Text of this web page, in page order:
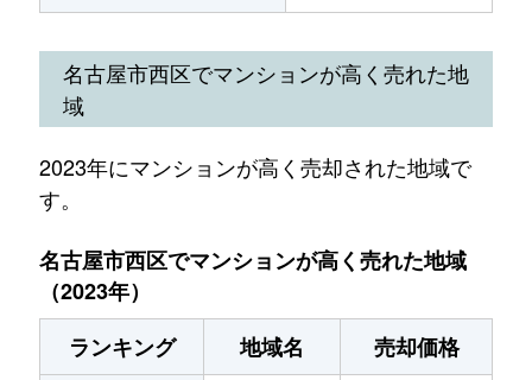
名古屋市西区でマンションが高く売れた地
域
2023年にマンションが高く売却された地域で
す。
名古屋市西区でマンションが高く売れた地域
（2023年）
ランキング
地域名
売却価格